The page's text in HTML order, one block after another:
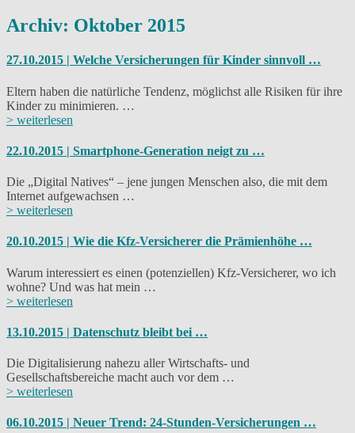
Archiv: Oktober 2015
27.10.2015 | Welche Versicherungen für Kinder sinnvoll …
Eltern haben die natürliche Tendenz, möglichst alle Risiken für ihre
Kinder zu minimieren. …
> weiterlesen
22.10.2015 | Smartphone-Generation neigt zu …
Die „Digital Natives“ – jene jungen Menschen also, die mit dem
Internet aufgewachsen …
> weiterlesen
20.10.2015 | Wie die Kfz-Versicherer die Prämienhöhe …
Warum interessiert es einen (potenziellen) Kfz-Versicherer, wo ich
wohne? Und was hat mein …
> weiterlesen
13.10.2015 | Datenschutz bleibt bei …
Die Digitalisierung nahezu aller Wirtschafts- und
Gesellschaftsbereiche macht auch vor dem …
> weiterlesen
06.10.2015 | Neuer Trend: 24-Stunden-Versicherungen …